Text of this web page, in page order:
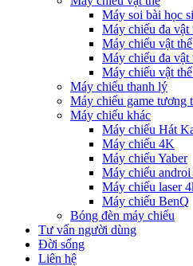
Máy soi bài học
Máy chiếu đa vật
Máy chiếu vật
Máy chiếu đa vật
Máy chiếu vật
Máy chiếu thanh lý
Máy chiếu game tương
Máy chiếu khác
Máy chiếu Hát
Máy chiếu 4K
Máy chiếu Yaber
Máy chiếu androi
Máy chiếu laser
Máy chiếu BenQ
Bóng đèn máy chiếu
Tư vấn người dùng
Đời sống
Liên hệ